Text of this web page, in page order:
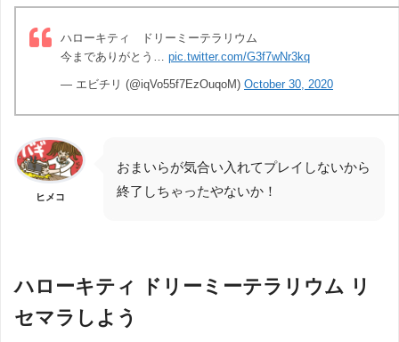
ハローキティ ドリーミーテラリウム
今までありがとう… pic.twitter.com/G3f7wNr3kq
— エビチリ (@iqVo55f7EzOuqoM) October 30, 2020
ヒメコ
おまいらが気合い入れてプレイしないから
終了しちゃったやないか！
ハローキティ ドリーミーテラリウム リ
セマラしよう